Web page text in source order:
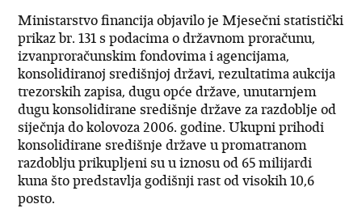
Ministarstvo financija objavilo je Mjesečni statistički
prikaz br. 131 s podacima o državnom proračunu,
izvanproračunskim fondovima i agencijama,
konsolidiranoj središnjoj državi, rezultatima aukcija
trezorskih zapisa, dugu opće države, unutarnjem
dugu konsolidirane središnje države za razdoblje od
siječnja do kolovoza 2006. godine. Ukupni prihodi
konsolidirane središnje države u promatranom
razdoblju prikupljeni su u iznosu od 65 milijardi
kuna što predstavlja godišnji rast od visokih 10,6
posto.